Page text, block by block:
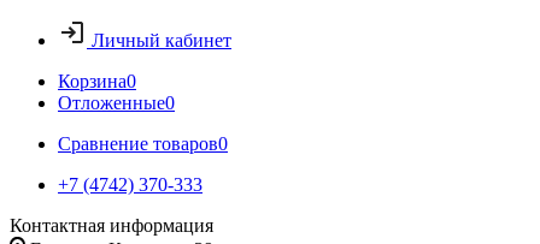
Личный кабинет
Корзина0
Отложенные0
Сравнение товаров0
+7 (4742) 370-333
Контактная информация